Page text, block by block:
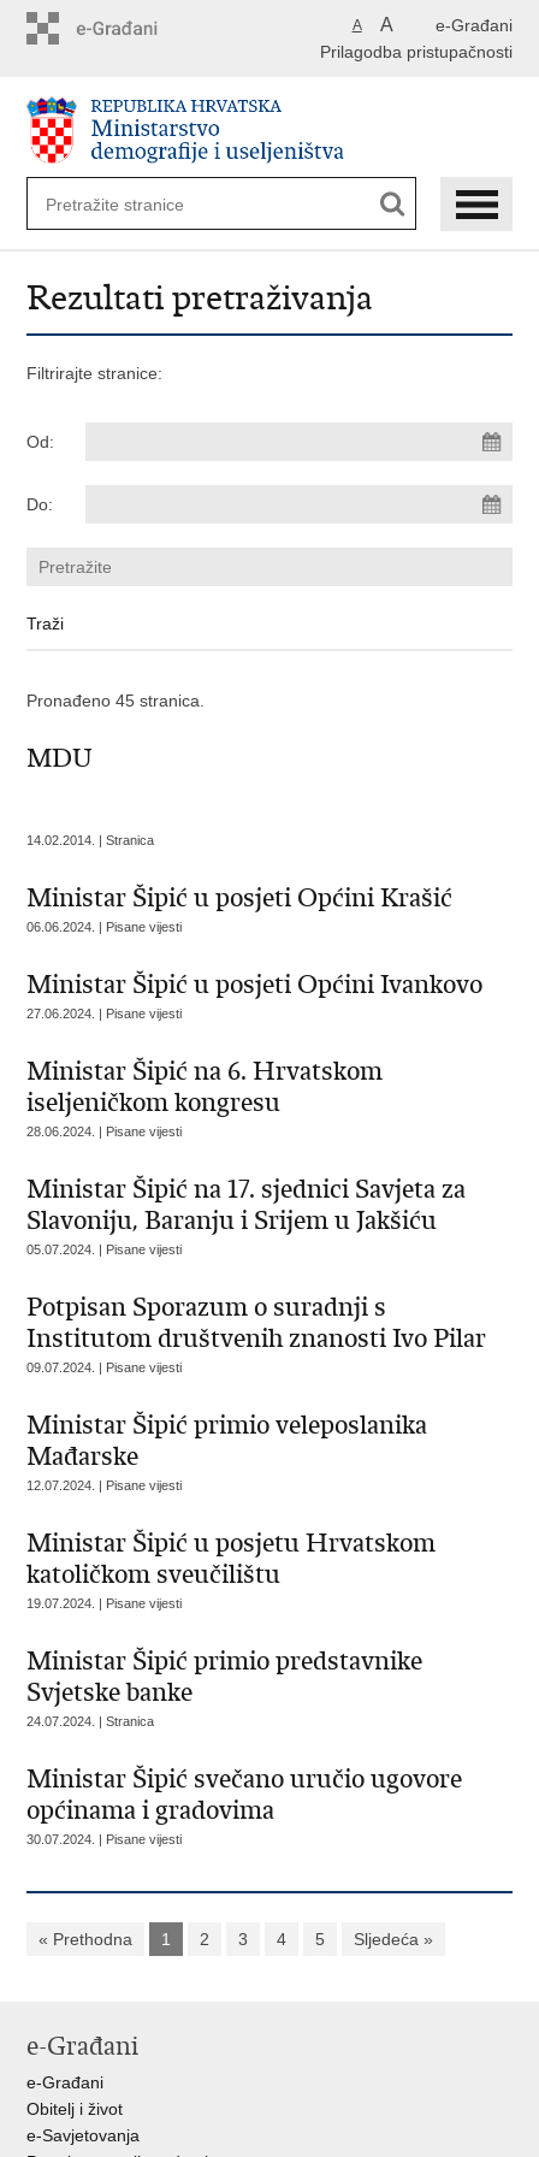
e-Građani
A A
Prilagodba pristupačnosti
Rezultati pretraživanja
Filtrirajte stranice:
Od:
Do:
Pronađeno 45 stranica.
MDU
14.02.2014. | Stranica
Ministar Šipić u posjeti Općini Krašić
06.06.2024. | Pisane vijesti
Ministar Šipić u posjeti Općini Ivankovo
27.06.2024. | Pisane vijesti
Ministar Šipić na 6. Hrvatskom
iseljeničkom kongresu
28.06.2024. | Pisane vijesti
Ministar Šipić na 17. sjednici Savjeta za
Slavoniju, Baranju i Srijem u Jakšiću
05.07.2024. | Pisane vijesti
Potpisan Sporazum o suradnji s
Institutom društvenih znanosti Ivo Pilar
09.07.2024. | Pisane vijesti
Ministar Šipić primio veleposlanika
Mađarske
12.07.2024. | Pisane vijesti
Ministar Šipić u posjetu Hrvatskom
katoličkom sveučilištu
19.07.2024. | Pisane vijesti
Ministar Šipić primio predstavnike
Svjetske banke
24.07.2024. | Stranica
Ministar Šipić svečano uručio ugovore
općinama i gradovima
30.07.2024. | Pisane vijesti
« Prethodna 1 2 3 4 5 Sljedeća »
e-Građani
e-Građani
Obitelj i život
e-Savjetovanja